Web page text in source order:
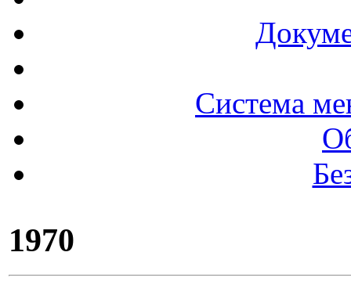
Система
1970